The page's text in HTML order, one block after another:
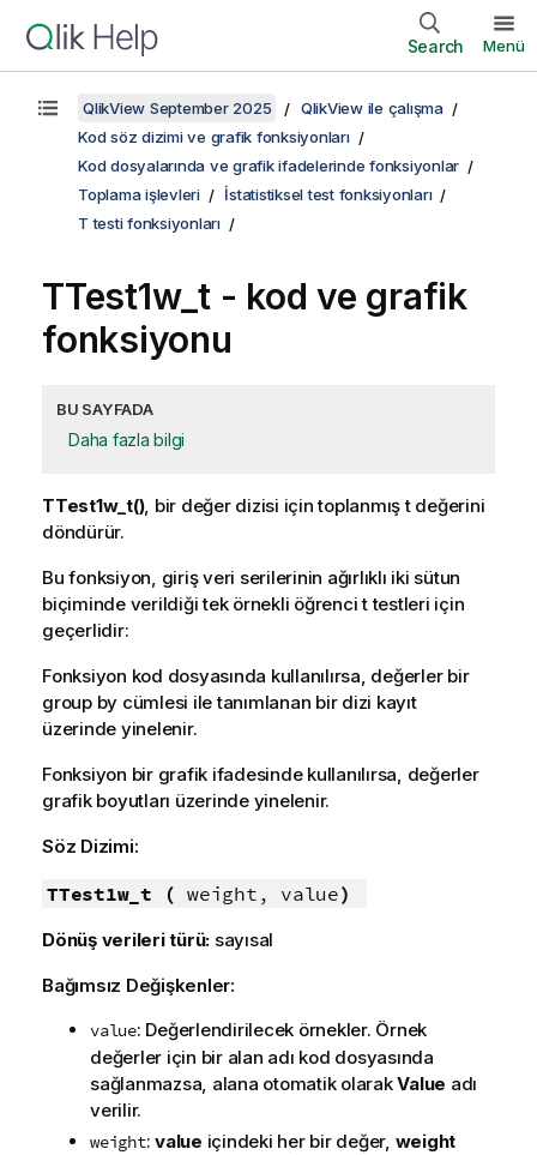
Search Menü
QlikView September 2025
QlikView ile çalışma
Kod söz dizimi ve grafik fonksiyonları
Kod dosyalarında ve grafik ifadelerinde fonksiyonlar
Toplama işlevleri
İstatistiksel test fonksiyonları
T testi fonksiyonları
TTest1w_t- kod ve grafik
fonksiyonu
BU SAYFADA
Daha fazla bilgi
TTest1w_t(), bir değer dizisi için toplanmış t değerini
döndürür.
Bu fonksiyon, giriş veri serilerinin ağırlıklı iki sütun
biçiminde verildiği tek örnekli öğrenci t testleri için
geçerlidir:
Fonksiyon kod dosyasında kullanılırsa, değerler bir
group by cümlesi ile tanımlanan bir dizi kayıt
üzerinde yinelenir.
Fonksiyon bir grafik ifadesinde kullanılırsa, değerler
grafik boyutları üzerinde yinelenir.
Söz Dizimi:
TTest1w_t ( weight, value)
Dönüş verileri türü: sayısal
Bağımsız Değişkenler:
value: Değerlendirilecek örnekler. Örnek
değerler için bir alan adı kod dosyasında
sağlanmazsa, alana otomatik olarakValue adı
verilir.
weight: value içindeki her bir değer, weight